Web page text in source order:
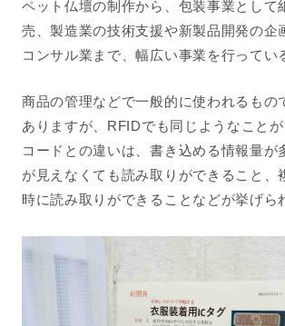
ペット仏壇の制作から、包装事業として
売、製造業の技術支援や新製品開発の企
コンサル業まで、幅広い事業を行ってい
商品の管理などで一般的に使われるもの
ありますが、RFIDでも同じようなこと
コードとの違いは、書き込める情報量が
が見えなくても読み取りができること、
時に読み取りができることなどが挙げら